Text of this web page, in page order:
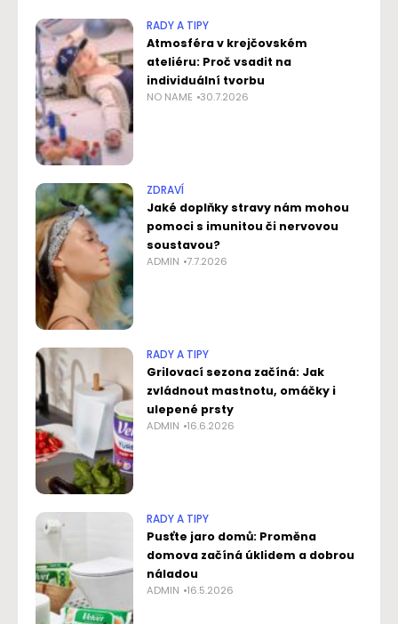
RADY A TIPY
Atmosféra v krejčovském
ateliéru: Proč vsadit na
individuální tvorbu
NO NAME 30.7.2026
ZDRAVÍ
Jaké doplňky stravy nám mohou
pomoci s imunitou či nervovou
soustavou?
ADMIN 7.7.2026
RADY A TIPY
Grilovací sezona začíná: Jak
zvládnout mastnotu, omáčky i
ulepené prsty
ADMIN 16.6.2026
RADY A TIPY
Pusťte jaro domů: Proměna
domova začíná úklidem a dobrou
náladou
ADMIN 16.5.2026